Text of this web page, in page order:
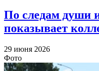
По следам души
показывает
29 июня 2026
Фото